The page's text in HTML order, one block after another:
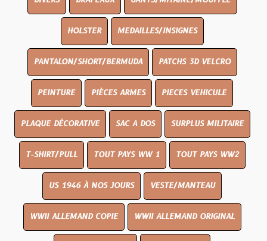
HOLSTER MEDAILLES/INSIGNES
PANTALON/SHORT/BERMUDA PATCHS 3D VELCRO
PEINTURE PIÈCES ARMES PIECES VEHICULE
PLAQUE DÉCORATIVE SAC A DOS SURPLUS MILITAIRE
T-SHIRT/PULL TOUT PAYS WW 1 TOUT PAYS WW2
US 1946 À NOS JOURS VESTE/MANTEAU
WWII ALLEMAND COPIE WWII ALLEMAND ORIGINAL